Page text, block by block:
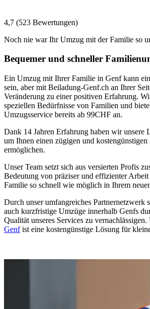
4,7 (523 Bewertungen)
Noch nie war Ihr Umzug mit der Familie so
Bequemer und schneller
Ein Umzug mit Ihrer Familie in Genf kann
sein, aber mit Beiladung-Genf.ch an Ihrer
Veränderung zu einer positiven Erfahrung.
speziellen Bedürfnisse von Familien und
Umzugsservice bereits ab 99CHF an.
Dank 14 Jahren Erfahrung haben wir unsere
um Ihnen einen zügigen und
ermöglichen.
Unser Team setzt sich aus versierten Profis
Bedeutung von präziser und effizienter
Familie so schnell wie möglich in Ihrem
Durch unser umfangreiches Partnernetzwerk
auch kurzfristige Umzüge innerhalb Genfs
Qualität unseres Services zu vernachlässigen.
Genfist eine kostengünstige Lösung für